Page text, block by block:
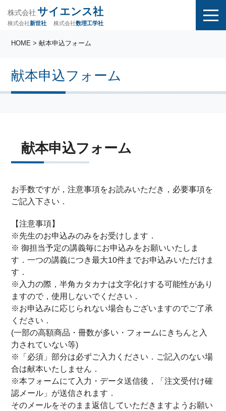
株式会社 サイエンス社
株式会社新世社 株式会社数理工学社
献本申込フォーム
HOME > 献本申込フォーム
献本申込フォーム
お手数ですが，注意事項をお読みいただき，必要事項を
ご記入下さい．
【注意事項】
※先生のお申込みのみをお受けします．
※ 御担当予定の講義毎にお申込みをお願いいたしま
す．一つの講義につき最大10件までお申込みいただけま
す．
※入力の際，半角カタカナは文字化けする可能性があり
ますので，使用しないでください．
※お申込みに応じられない場合もございますのでご了承
ください．
(一部の高額商品・冊数が多い・フォームにきちんと入
力されていない等)
※「必須」部分は必ずご入力ください．ご記入のない場
合は献本いたしません．
※本フォームにて入力・データ送信後，「注文受付け確
認メール」が送信されます．
そのメールをそのまま返信していただきますようお願い